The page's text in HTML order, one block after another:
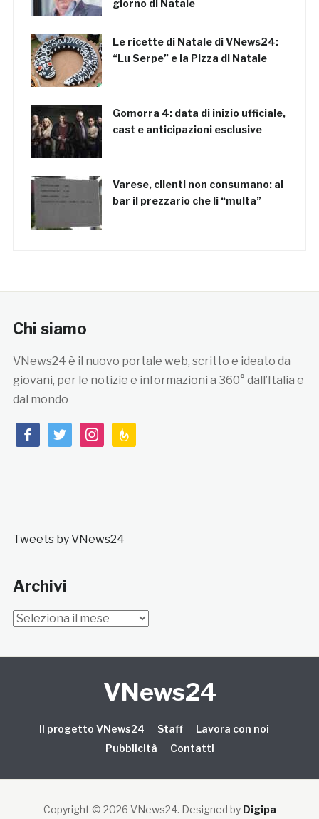
giorno di Natale
Le ricette di Natale di VNews24:
“Lu Serpe” e la Pizza di Natale
Gomorra 4: data di inizio ufficiale,
cast e anticipazioni esclusive
Varese, clienti non consumano: al
bar il prezzario che li “multa”
Chi siamo
VNews24 è il nuovo portale web, scritto e ideato da
giovani, per le notizie e informazioni a 360° dall’Italia e
dal mondo
facebooktwitterinstagramfeedburner
Tweets by VNews24
Archivi
Archivi
VNews24
Il progetto VNews24 Staff
Lavora con noi
Pubblicità
Contatti
Copyright © 2026 VNews24. Designed by Digipa